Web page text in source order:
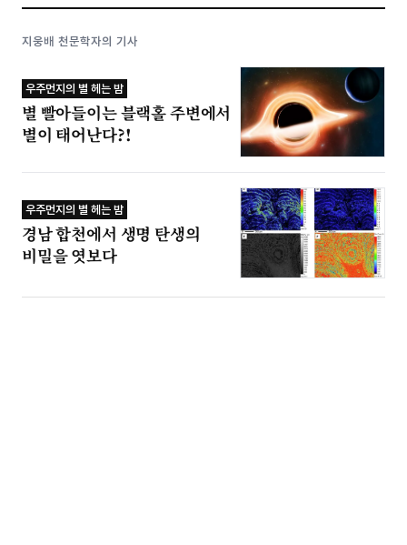
지웅배 천문학자의 기사
우주먼지의 별 헤는 밤
별 빨아들이는 블랙홀 주변에서
별이 태어난다?!
우주먼지의 별 헤는 밤
경남 합천에서 생명 탄생의
비밀을 엿보다